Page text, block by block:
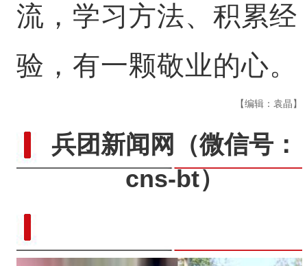
流，学习方法、积累经
验，有一颗敬业的心。
【编辑：袁晶】
兵团新闻网
（微信号：
cns-bt）